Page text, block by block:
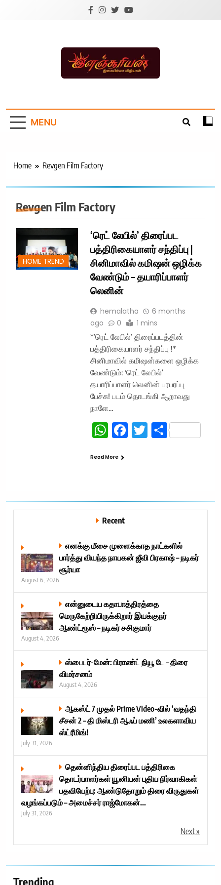
Tamil News |
Health | Tamil
Technology |
Sports News
MENU
Home Revgen Film Factory
Revgen Film Factory
HOME TREND
‘ரெட் லேபில்’ திரைப்பட
பத்திரிகையாளர் சந்திப்பு |
சினிமாவில் கமிஷன் ஒழிக்க
வேண்டும் – தயாரிப்பாளர்
லெனின்
hemalatha
6 months
ago
0 1 mins
*’ரெட் லேபில்’ திரைப்படத்தின்
பத்திரிகையாளர் சந்திப்பு !*
சினிமாவில் கமிஷன்களை ஒழிக்க
வேண்டும்: ‘ரெட் லேபில்’
தயாரிப்பாளர் லெனின் பரபரப்பு
பேச்சு! படம் தொடங்கி ஆறாவது
நாளே…
WhatsApp
Facebook
TwitterShare
Read More
Recent
எனக்கு மீசை முளைக்காத நாட்களில்
பார்த்து வியந்த நாயகன் ஜீவி பிரகாஷ் – நடிகர்
சூர்யா
August 6, 2026
என்னுடைய கதாபாத்திரத்தை
மெருகேற்றியிருக்கிறார் இயக்குநர்
ஆண்ட்ரூஸ் – நடிகர் சசிகுமார்
August 4, 2026
ஸ்பைடர்-மேன்: பிராண்ட் நியூ டே – திரை
விமர்சனம்
August 4, 2026
ஆகஸ்ட் 7 முதல் Prime Video-வில் ‘வதந்தி
சீசன் 2 – தி மிஸ்டரி ஆஃப் மணி’ உலகளாவிய
ஸ்ட்ரீமிங்!
July 31, 2026
தென்னிந்திய திரைப்பட பத்திரிகை
தொடர்பாளர்கள் யூனியன் புதிய நிர்வாகிகள்
பதவியேற்பு: ஆண்டுதோறும் திரை விருதுகள்
வழங்கப்படும் – அமைச்சர் ராஜ்மோகன்...
July 31, 2026
Next »
Trending